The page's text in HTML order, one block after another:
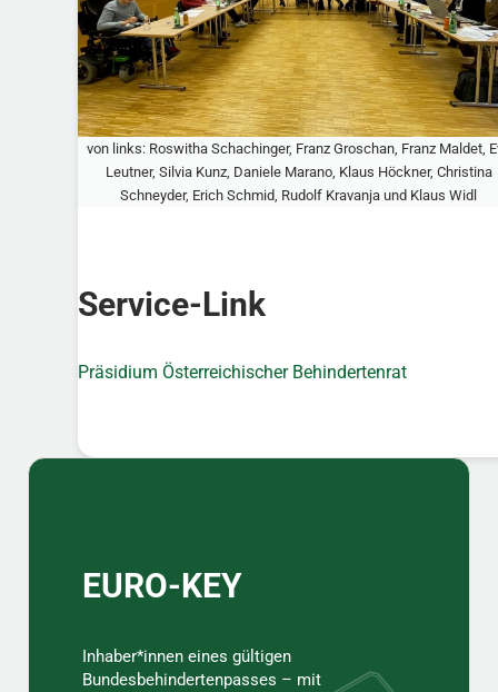
von links: Roswitha Schachinger, Franz Groschan, Franz Maldet,
Leutner, Silvia Kunz, Daniele Marano, Klaus Höckner, Christina
Schneyder, Erich Schmid, Rudolf Kravanja und Klaus Widl
Service-Link
Präsidium Österreichischer Behindertenrat
Sidebar
EURO-KEY
Inhaber*innen eines gültigen
Bundesbehindertenpasses – mit